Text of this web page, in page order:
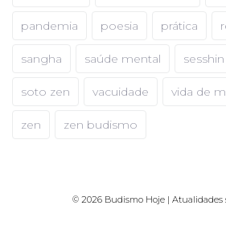
pandemia poesia prática
sangha saúde mental sesshin
soto zen vacuidade vida de
zen zen budismo
© 2026 Budismo Hoje | Atualidades